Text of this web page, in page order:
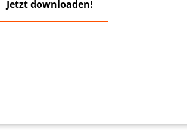
Jetzt downloaden!